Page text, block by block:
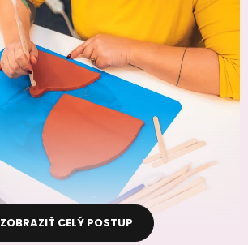
ZOBRAZIŤ CELÝ POSTUP